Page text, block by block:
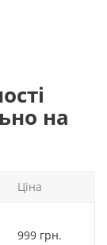
на
Ціна
999 грн.